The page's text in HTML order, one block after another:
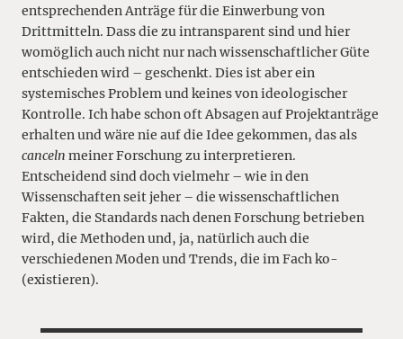
entsprechenden Anträge für die Einwerbung von
Drittmitteln. Dass die zu intransparent sind und hier
womöglich auch nicht nur nach wissenschaftlicher Güte
entschieden wird – geschenkt. Dies ist aber ein
systemisches Problem und keines von ideologischer
Kontrolle. Ich habe schon oft Absagen auf Projektanträge
erhalten und wäre nie auf die Idee gekommen, das als
canceln meiner Forschung zu interpretieren.
Entscheidend sind doch vielmehr – wie in den
Wissenschaften seit jeher – die wissenschaftlichen
Fakten, die Standards nach denen Forschung betrieben
wird, die Methoden und, ja, natürlich auch die
verschiedenen Moden und Trends, die im Fach ko-
(existieren).